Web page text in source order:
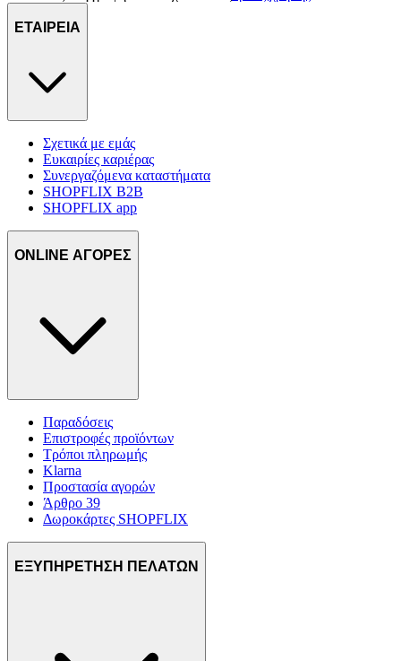
ΕΤΑΙΡΕΙΑ
Σχετικά με εμάς
Ευκαιρίες καριέρας
Συνεργαζόμενα καταστήματα
SHOPFLIX B2B
SHOPFLIX app
ONLINE ΑΓΟΡΕΣ
Παραδόσεις
Επιστροφές προϊόντων
Τρόποι πληρωμής
Klarna
Προστασία αγορών
Άρθρο 39
Δωροκάρτες SHOPFLIX
ΕΞΥΠΗΡΕΤΗΣΗ ΠΕΛΑΤΩΝ